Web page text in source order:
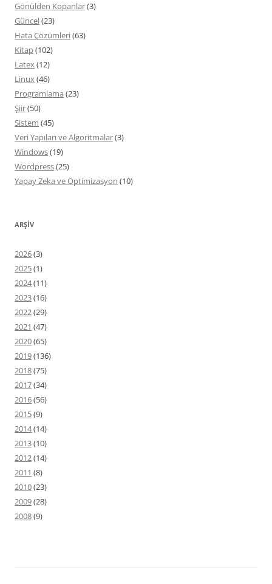
Gönülden Kopanlar(3)
Güncel(23)
Hata Çözümleri(63)
Kitap(102)
Latex(12)
Linux(46)
Programlama (23)
Şiir(50)
Sistem (45)
Veri Yapıları ve Algoritmalar(3)
Windows(19)
Wordpress(25)
Yapay Zeka ve Optimizasyon (10)
ARŞIV
2026(3)
2025(1)
2024(11)
2023(16)
2022(29)
2021 (47)
2020(65)
2019(136)
2018(75)
2017(34)
2016(56)
2015(9)
2014(14)
2013(10)
2012(14)
2011 (8)
2010(23)
2009(28)
2008(9)